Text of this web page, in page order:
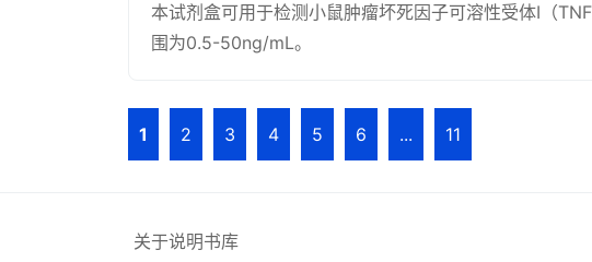
本试剂盒可用于检测小鼠肿瘤坏死因子可溶性受体Ⅰ（
围为0.5-50ng/mL。
1 2 3 4 5 6 ... 11
关于说明书库